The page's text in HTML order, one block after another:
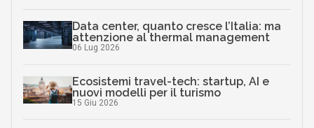
Data center, quanto cresce l’Italia: ma
attenzione al thermal management
06 Lug 2026
Ecosistemi travel-tech: startup, AI e
nuovi modelli per il turismo
15 Giu 2026